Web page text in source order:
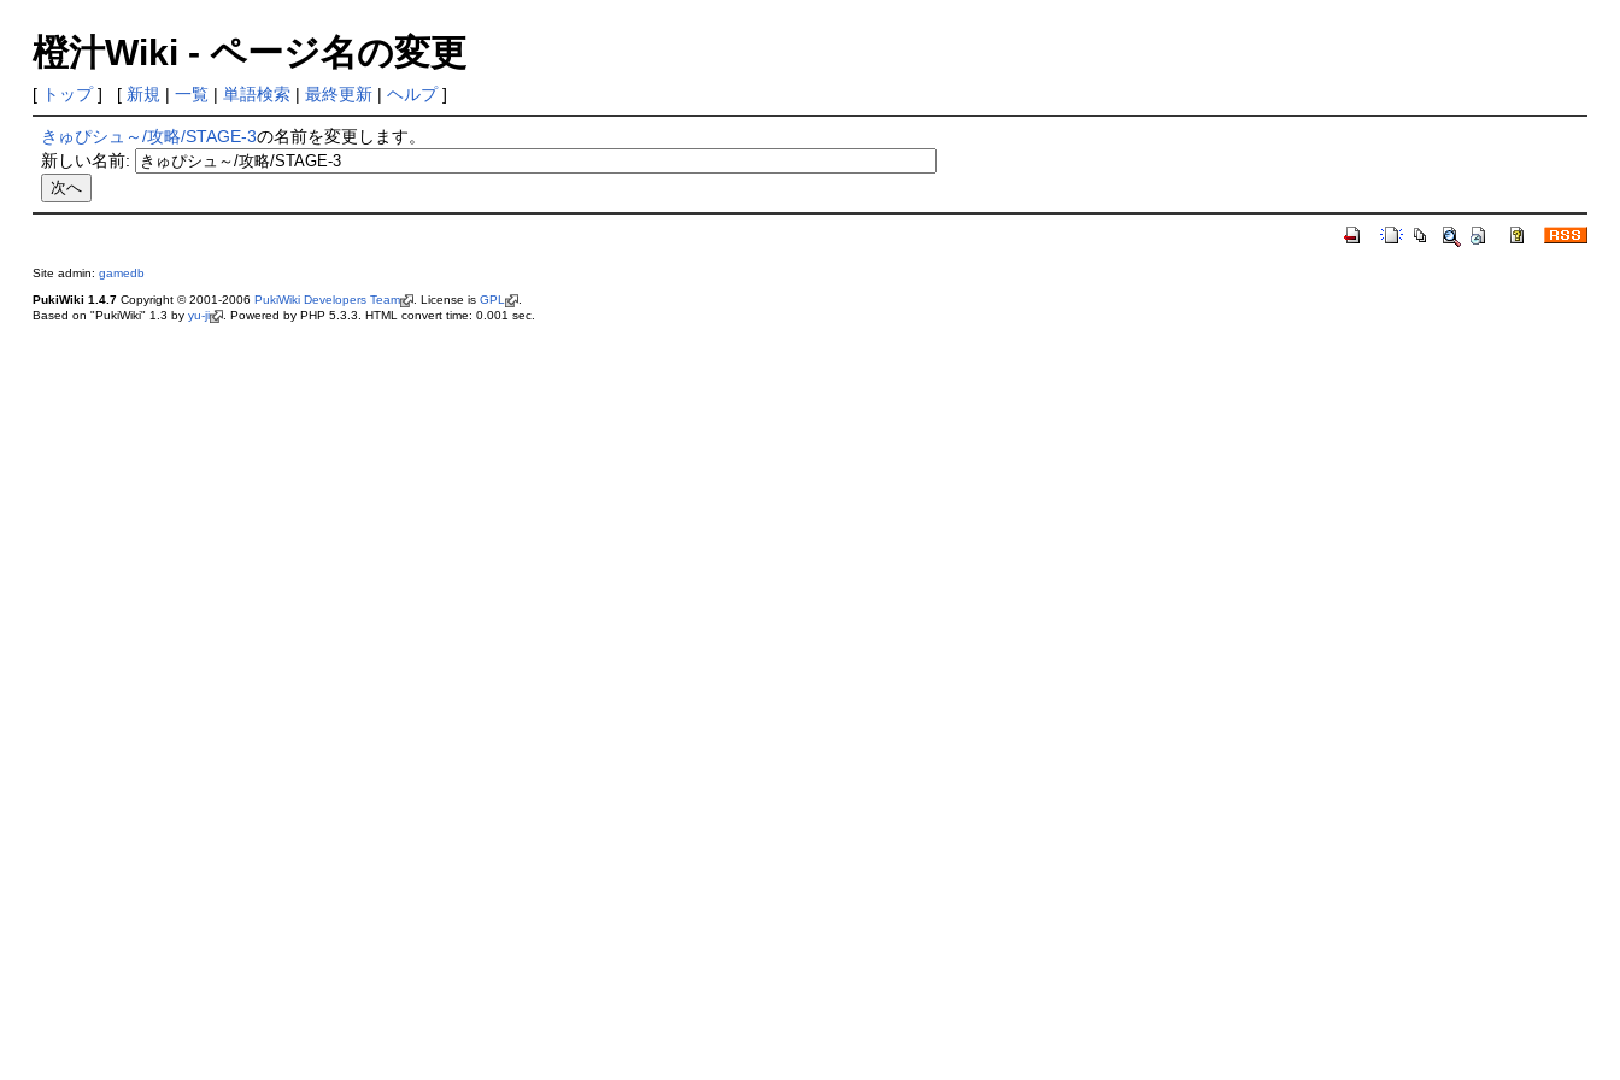
橙汁Wiki - ページ名の変更
[ トップ] [ 新規 | 一覧| 単語検索| 最終更新| ヘルプ]
きゅぴシュ～/攻略/STAGE-3の名前を変更します。
新しい名前:
Site admin: gamedb
PukiWiki 1.4.7Copyright © 2001-2006 PukiWiki Developers Team . License is GPL
.
Based on "PukiWiki" 1.3 by yu-ji . Powered by PHP 5.3.3. HTML convert time: 0.001 sec.